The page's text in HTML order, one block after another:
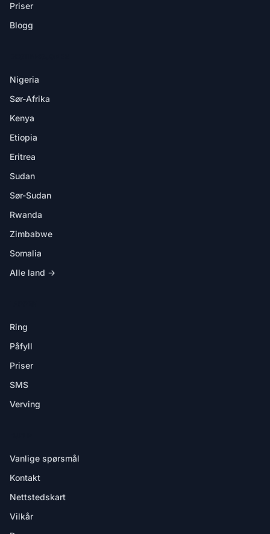
Priser
Blogg
Nigeria
Sør-Afrika
Kenya
Etiopia
Eritrea
Sudan
Sør-Sudan
Rwanda
Zimbabwe
Somalia
Alle land →
Ring
Påfyll
Priser
SMS
Verving
Vanlige spørsmål
Kontakt
Nettstedskart
Vilkår